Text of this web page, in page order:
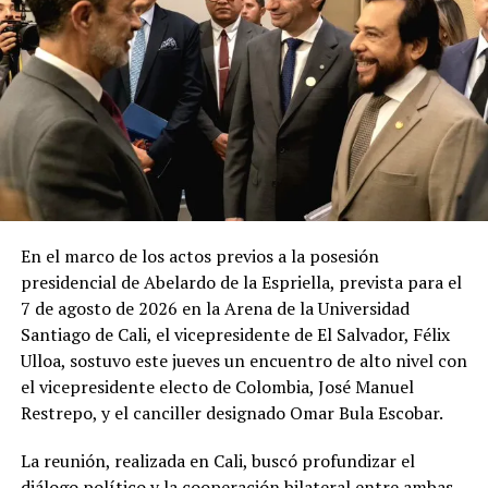
En el marco de los actos previos a la posesión
presidencial de Abelardo de la Espriella, prevista para el
7 de agosto de 2026 en la Arena de la Universidad
Santiago de Cali, el vicepresidente de El Salvador, Félix
Ulloa, sostuvo este jueves un encuentro de alto nivel con
el vicepresidente electo de Colombia, José Manuel
Restrepo, y el canciller designado Omar Bula Escobar.
La reunión, realizada en Cali, buscó profundizar el